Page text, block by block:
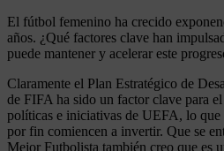
El fútbol femenino ha crecido
años. ¿Qué factores clave han
puede mantener y acelerar este
Claramente el Plan Estratégico de
de FIFA ha sido un factor clave para
políticas e iniciativas de UEFA, lo que
por fin comiencen a invertir. Que se
Mejor Futbolista también creo que es